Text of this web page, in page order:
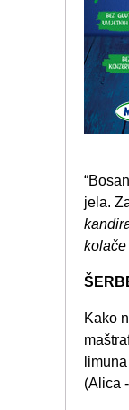
jela.
kolače
Kako
(Alica